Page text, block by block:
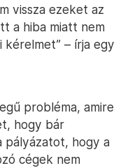
vissza ezeket az
a hiba miatt nem
– írja egy
probléma, amire
hogy bár
hogy a
cégek nem